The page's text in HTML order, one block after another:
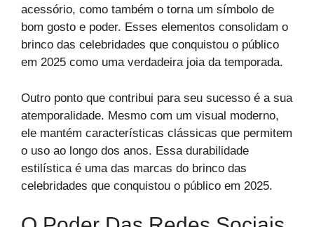
acessório, como também o torna um símbolo de
bom gosto e poder. Esses elementos consolidam o
brinco das celebridades que conquistou o público
em 2025 como uma verdadeira joia da temporada.
Outro ponto que contribui para seu sucesso é a sua
atemporalidade. Mesmo com um visual moderno,
ele mantém características clássicas que permitem
o uso ao longo dos anos. Essa durabilidade
estilística é uma das marcas do brinco das
celebridades que conquistou o público em 2025.